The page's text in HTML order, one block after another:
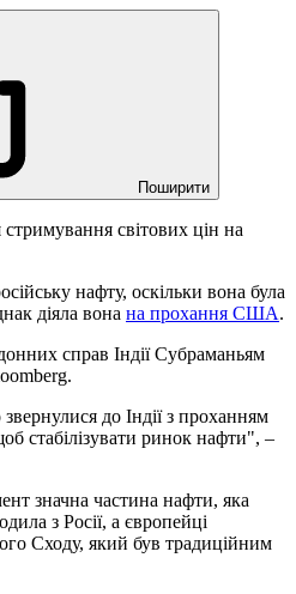
Поширити
світових цін на
нафту, оскільки вона була
діяла вона на прохання США.
справ Індії Субраманьям
до Індії з проханням
стабілізувати ринок нафти", –
значна частина нафти, яка
з Росії, а європейці
Сходу, який був традиційним